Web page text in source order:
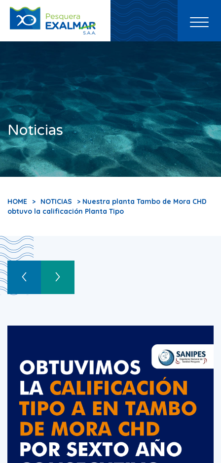
Toggle
Noticias
HOME > NOTICIAS
> Nuestra planta Tambo de Mora CHD
obtuvo la calificación Planta Tipo